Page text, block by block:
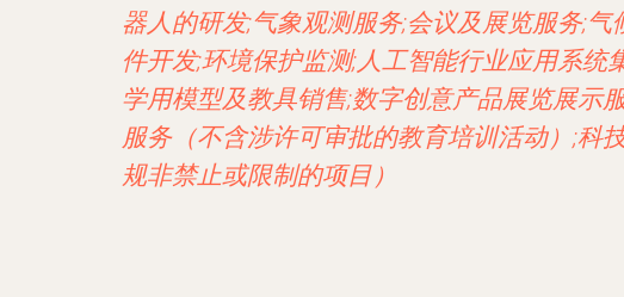
器人的研发;气象观测服务;会议及展览服务;
件开发;环境保护监测;人工智能行业应用系
学用模型及教具销售;数字创意产品展览展示
服务（不含涉许可审批的教育培训活动）;科
规非禁止或限制的项目）